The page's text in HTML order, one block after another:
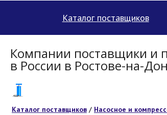
Каталог поставщиков
Компании поставщики и
в России в Ростове-на-
Каталог поставщиков / Насосное и